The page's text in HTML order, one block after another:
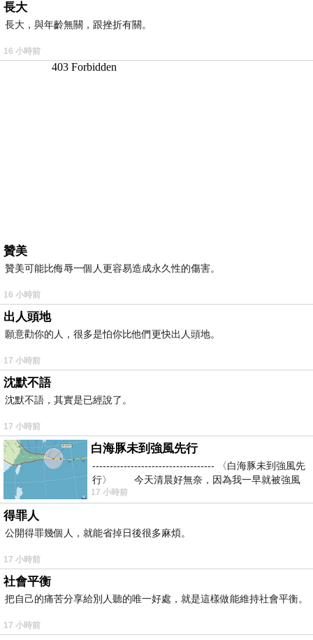
長大
長大，與年齡無關，跟挫折有關。
16 小時前
贊美
贊美可能比侮辱一個人更容易造成永久性的傷害。
16 小時前
出人頭地
願意勸你的人，很多是怕你比他們更快出人頭地。
17 小時前
沈默不語
沈默不語，其實是已經說了。
17 小時前
白海豚未到強風先行
----------------------------------- 〈白海豚未到強風先
行〉 今天清晨好無奈，因為我一早就被強風
17 小時前
得罪人
公開得罪幾個人，就能省掉日後很多麻煩。
17 小時前
社會平衡
把自己的痛苦分享給別人聽的唯一好處，就是這樣做能維持社會平衡。
17 小時前